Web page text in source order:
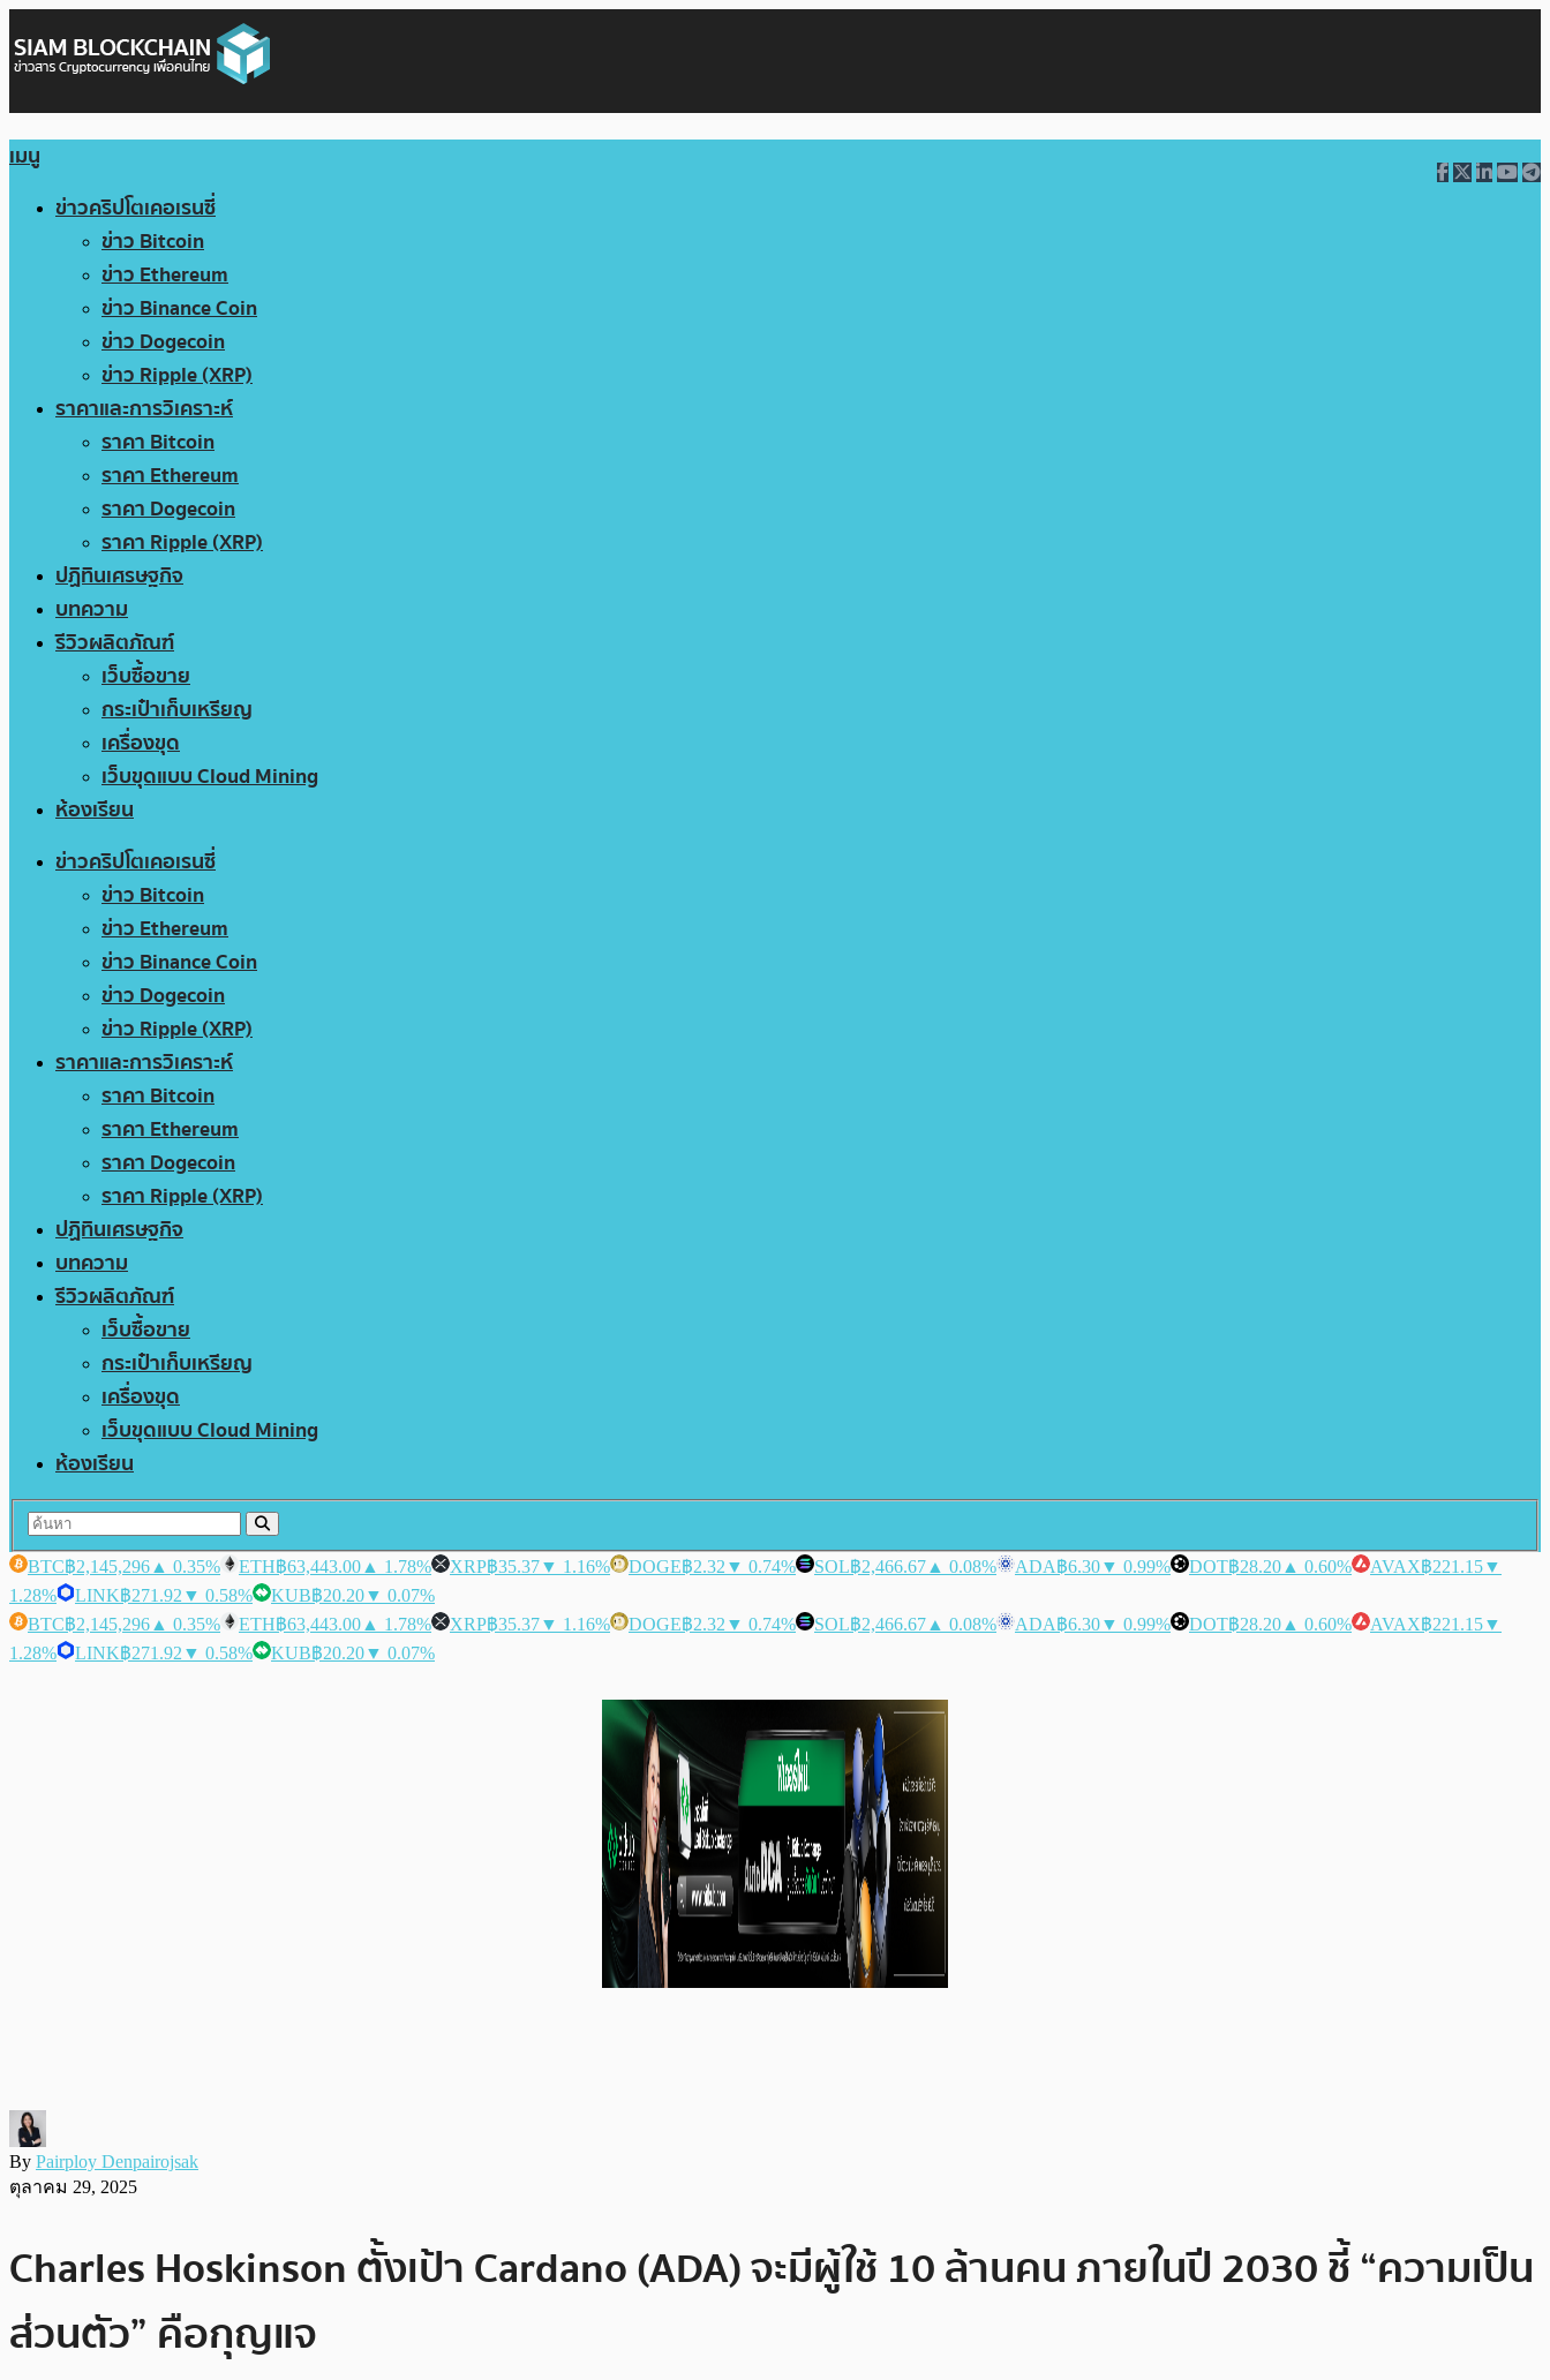
เมนู
ข่าวคริปโตเคอเรนซี่
ข่าว Bitcoin
ข่าว Ethereum
ข่าว Binance Coin
ข่าว Dogecoin
ข่าว Ripple (XRP)
ราคาและการวิเคราะห์
ราคา Bitcoin
ราคา Ethereum
ราคา Dogecoin
ราคา Ripple (XRP)
ปฏิทินเศรษฐกิจ
บทความ
รีวิวผลิตภัณฑ์
เว็บซื้อขาย
กระเป๋าเก็บเหรียญ
เครื่องขุด
เว็บขุดแบบ Cloud Mining
ห้องเรียน
ข่าวคริปโตเคอเรนซี่
ข่าว Bitcoin
ข่าว Ethereum
ข่าว Binance Coin
ข่าว Dogecoin
ข่าว Ripple (XRP)
ราคาและการวิเคราะห์
ราคา Bitcoin
ราคา Ethereum
ราคา Dogecoin
ราคา Ripple (XRP)
ปฏิทินเศรษฐกิจ
บทความ
รีวิวผลิตภัณฑ์
เว็บซื้อขาย
กระเป๋าเก็บเหรียญ
เครื่องขุด
เว็บขุดแบบ Cloud Mining
ห้องเรียน
BTC฿2,145,296 ▲ 0.35% ETH฿63,443.00 ▲ 1.78% XRP฿35.37▼ 1.16% DOGE฿2.32 ▼ 0.74% SOL฿2,466.67 ▲ 0.08% ADA฿6.30▼ 0.99% DOT฿28.20 ▲ 0.60% AVAX฿221.15▼
1.28%
LINK฿271.92 ▼ 0.58% KUB฿20.20▼ 0.07%
BTC฿2,145,296 ▲ 0.35% ETH฿63,443.00 ▲ 1.78% XRP฿35.37▼ 1.16% DOGE฿2.32 ▼ 0.74% SOL฿2,466.67 ▲ 0.08% ADA฿6.30▼ 0.99% DOT฿28.20 ▲ 0.60% AVAX฿221.15▼
1.28%
LINK฿271.92 ▼ 0.58% KUB฿20.20▼ 0.07%
By Pairploy Denpairojsak
ตุลาคม 29, 2025
Charles Hoskinson ตั้งเป้า Cardano (ADA) จะมีผู้ใช้ 10 ล้านคน ภายในปี 2030 ชี้ “ความเป็น
ส่วนตัว” คือกุญแจ